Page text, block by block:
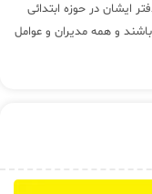
ایشان در حوزه ابتدائی
و همه مدیران و عوامل